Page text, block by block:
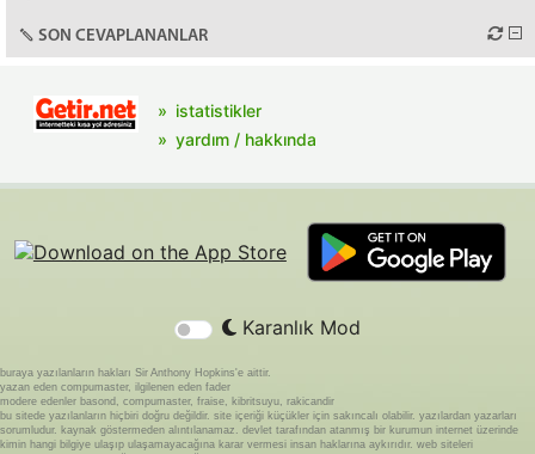
SON CEVAPLANANLAR
istatistikler
yardım / hakkında
Karanlık Mod
buraya yazılanların hakları Sir Anthony Hopkins'e aittir.
yazan eden compumaster, ilgilenen eden fader
modere edenler basond, compumaster, fraise, kibritsuyu, rakicandir
bu sitede yazılanların hiçbiri doğru değildir. site içeriği küçükler için sakıncalı olabilir. yazılardan yazarları
sorumludur. kaynak göstermeden alıntılanamaz. devlet tarafından atanmış bir kurumun internet üzerinde
kimin hangi bilgiye ulaşıp ulaşamayacağına karar vermesi insan haklarına aykırıdır. web siteleri